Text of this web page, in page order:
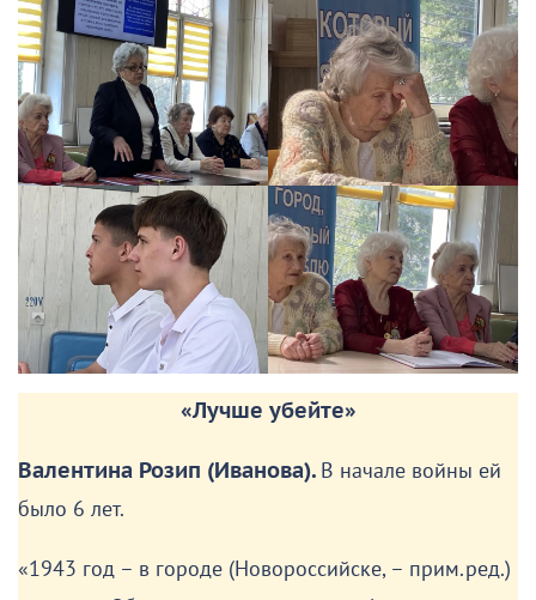
«Лучше убейте»
Валентина Розип (Иванова). В начале войны ей
было 6 лет.
«1943 год – в городе (Новороссийске, – прим.ред.)